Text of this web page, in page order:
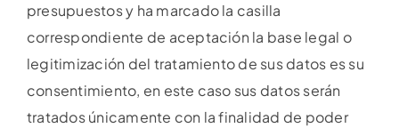
presupuestos y ha marcado la casilla
correspondiente de aceptación la base legal o
legitimización del tratamiento de sus datos es su
consentimiento, en este caso sus datos serán
tratados únicamente con la finalidad de poder